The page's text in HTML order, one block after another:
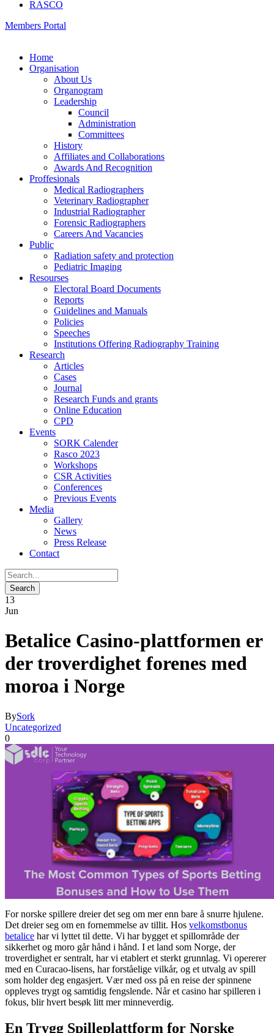
RASCO
Members Portal
Home
Organisation
About Us
Organogram
Leadership
Council
Administration
Committees
History
Affiliates and Collaborations
Awards And Recognition
Proffesionals
Medical Radiographers
Veterinary Radiographer
Industrial Radiographer
Forensic Radiographers
Careers And Vacancies
Public
Radiation safety and protection
Pediatric Imaging
Resourses
Electoral Board Documents
Reports
Guidelines and Manuals
Policies
Speeches
Institutions Offering Radiography Training
Research
Articles
Cases
Journal
Research Funds and grants
Online Education
CPD
Events
SORK Calender
Rasco 2023
Workshops
CSR Activities
Conferences
Previous Events
Media
Gallery
News
Press Release
Contact
13
Jun
Betalice Casino-plattformen er
der troverdighet forenes med
moroa i Norge
BySork
Uncategorized
0
For norske spillere dreier det seg om mer enn bare å snurre hjulene.
Det dreier seg om en fornemmelse av tillit. Hos velkomstbonus
betalice har vi lyttet til dette. Vi har bygget et spillområde der
sikkerhet og moro går hånd i hånd. I et land som Norge, der
troverdighet er sentralt, har vi etablert et sterkt grunnlag. Vi opererer
med en Curacao-lisens, har forståelige vilkår, og et utvalg av spill
som holder deg engasjert. Vær med oss på en reise der spinnene
oppleves trygt og samtidig fengslende. Når et casino har spilleren i
fokus, blir hvert besøk litt mer minneverdig.
En Trygg Spilleplattform for Norske